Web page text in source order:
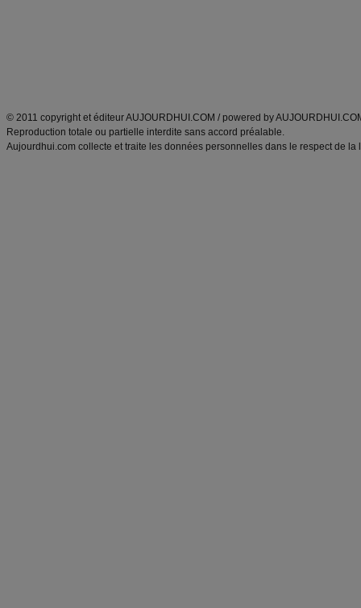
© 2011 copyright et éditeur AUJOURDHUI.COM / powered by
Reproduction totale ou partielle interdite sans accord préalable.
Aujourdhui.com collecte et traite les données personnelles dans le respect de